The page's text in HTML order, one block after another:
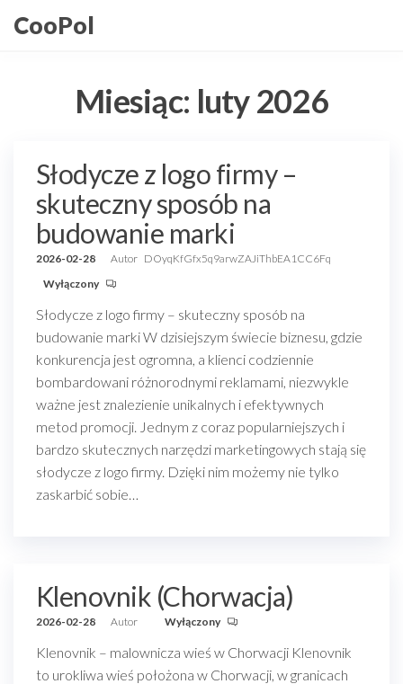
doCooPol
Miesiąc: luty 2026
Słodycze z logo firmy –
skuteczny sposób na
budowanie marki
2026-02-28 Autor DOyqKfGfx5q9arwZAJiThbEA1CC6Fq
Wyłączony
Słodycze z logo firmy – skuteczny sposób na
budowanie marki W dzisiejszym świecie biznesu, gdzie
konkurencja jest ogromna, a klienci codziennie
bombardowani różnorodnymi reklamami, niezwykle
ważne jest znalezienie unikalnych i efektywnych
metod promocji. Jednym z coraz popularniejszych i
bardzo skutecznych narzędzi marketingowych stają się
słodycze z logo firmy. Dzięki nim możemy nie tylko
zaskarbić sobie…
Klenovnik (Chorwacja)
2026-02-28 Autor Wyłączony
Klenovnik – malownicza wieś w Chorwacji Klenovnik
to urokliwa wieś położona w Chorwacji, w granicach